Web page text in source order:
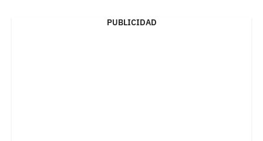
PUBLICIDAD